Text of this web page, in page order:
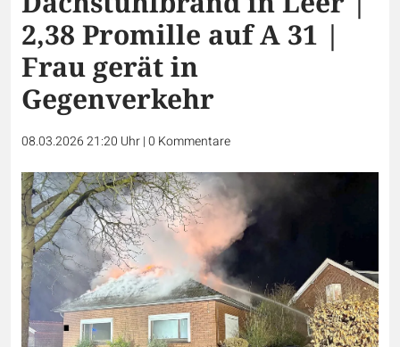
2,38 Promille auf A 31 |
Frau gerät in
Gegenverkehr
08.03.2026 21:20 Uhr|0 Kommentare